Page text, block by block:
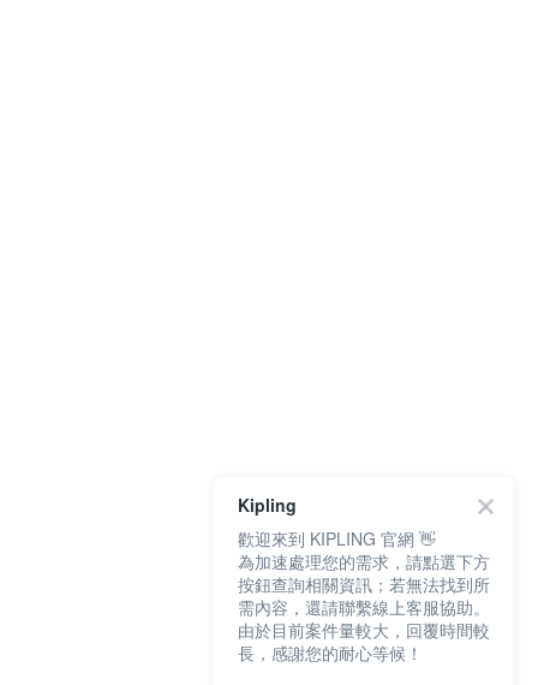
Kipling
歡迎來到 KIPLING 官網 👋
為加速處理您的需求，請點選下方
按鈕查詢相關資訊；若無法找到所
需內容，還請聯繫線上客服協助。
由於目前案件量較大，回覆時間較
長，感謝您的耐心等候！